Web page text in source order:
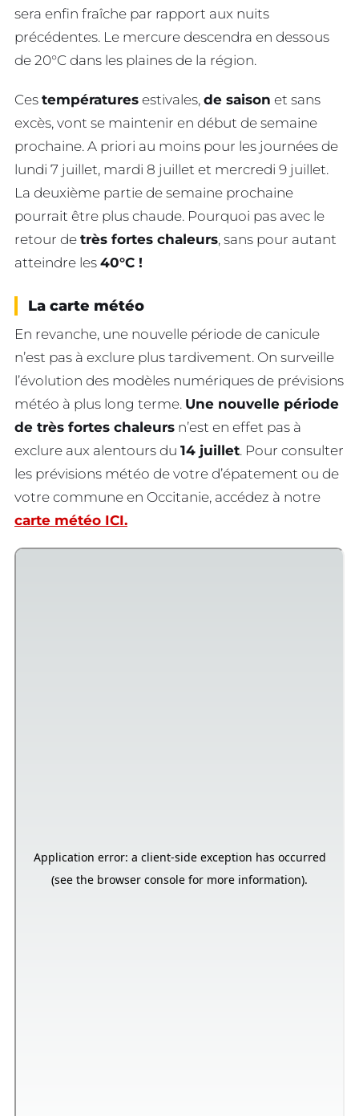
sera enfin fraîche par rapport aux nuits
précédentes. Le mercure descendra en dessous
de 20°C dans les plaines de la région.
Ces températures estivales, de saison et sans
excès, vont se maintenir en début de semaine
prochaine. A priori au moins pour les journées de
lundi 7 juillet, mardi 8 juillet et mercredi 9 juillet.
La deuxième partie de semaine prochaine
pourrait être plus chaude. Pourquoi pas avec le
retour de très fortes chaleurs, sans pour autant
atteindre les 40°C !
La carte météo
En revanche, une nouvelle période de canicule
n’est pas à exclure plus tardivement. On surveille
l’évolution des modèles numériques de prévisions
météo à plus long terme. Une nouvelle période
de très fortes chaleurs n’est en effet pas à
exclure aux alentours du 14 juillet. Pour consulter
les prévisions météo de votre d’épatement ou de
votre commune en Occitanie, accédez à notre
carte météo ICI.